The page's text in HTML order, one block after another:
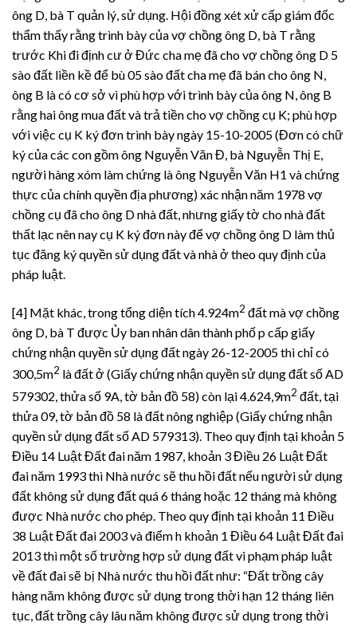
ông D, bà T quản lý, sử dụng. Hội đồng xét xử cấp giám đốc
thẩm thấy rằng trình bày của vợ chồng ông D, bà T rằng
trước Khi đi định cư ở Đức cha mẹ đã cho vợ chồng ông D 5
sào đất liền kề để bù 05 sào đất cha mẹ đã bán cho ông N,
ông B là có cơ sở vì phù hợp với trình bày của ông N, ông B
rằng hai ông mua đất và trả tiền cho vợ chồng cụ K; phù hợp
với việc cụ K ký đơn trình bày ngày 15-10-2005 (Đơn có chữ
ký của các con gồm ông Nguyễn Văn Đ, bà Nguyễn Thị E,
người hàng xóm làm chứng là ông Nguyễn Văn H1 và chứng
thực của chính quyền địa phương) xác nhận năm 1978 vợ
chồng cụ đã cho ông D nhà đất, nhưng giấy tờ cho nhà đất
thất lạc nên nay cụ K ký đơn này để vợ chồng ông D làm thủ
tục đăng ký quyền sử dụng đất và nhà ở theo quy định của
pháp luật.
[4] Mặt khác, trong tổng diện tích 4.924m2 đất mà vợ chồng
ông D, bà T được Ủy ban nhân dân thành phố p cấp giấy
chứng nhận quyền sử dụng đất ngày 26-12-2005 thì chỉ có
300,5m2 là đất ở (Giấy chứng nhận quyền sử dụng đất số AD
579302, thửa số 9A, tờ bản đồ 58) còn lại 4.624,9m2 đất, tại
thửa 09, tờ bản đồ 58 là đất nông nghiệp (Giấy chứng nhận
quyền sử dụng đất số AD 579313). Theo quy định tại khoản 5
Điều 14 Luật Đất đai năm 1987, khoản 3 Điều 26 Luật Đất
đai năm 1993 thì Nhà nước sẽ thu hồi đất nếu người sử dụng
đất không sử dụng đất quá 6 tháng hoặc 12 tháng mà không
được Nhà nước cho phép. Theo quy định tại khoản 11 Điều
38 Luật Đất đai 2003 và điểm h khoản 1 Điều 64 Luật Đất đai
2013 thì một số trường hợp sử dụng đất vi phạm pháp luật
về đất đai sẽ bị Nhà nước thu hồi đất như: “Đất trồng cây
hàng năm không được sử dụng trong thời hạn 12 tháng liên
tục, đất trồng cây lâu năm không được sử dụng trong thời